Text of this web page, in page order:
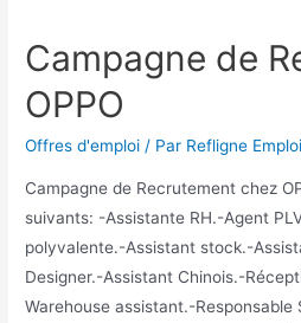
Campagne de
OPPO
Offres d'emploi / Par Refligne Emploi
Campagne de Recrutement chez
suivants: -Assistante RH.-Agent
polyvalente.-Assistant stock.-
Designer.-Assistant Chinois.-
Warehouse assistant.-Responsable